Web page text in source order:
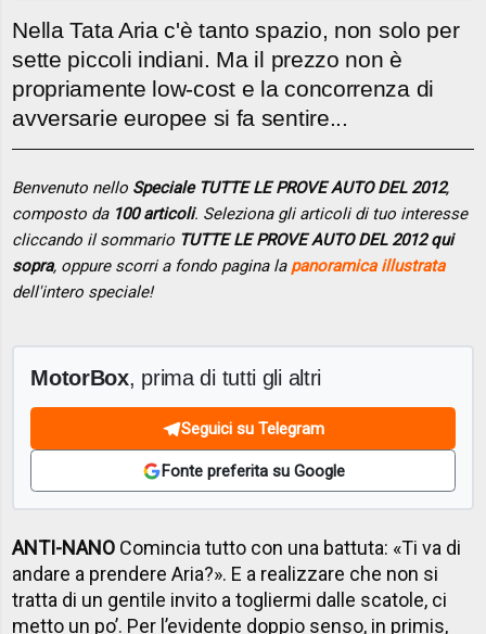
Nella Tata Aria c'è tanto spazio, non solo per
sette piccoli indiani. Ma il prezzo non è
propriamente low-cost e la concorrenza di
avversarie europee si fa sentire...
Benvenuto nello Speciale TUTTE LE PROVE AUTO DEL 2012,
composto da 100 articoli. Seleziona gli articoli di tuo interesse
cliccando il sommario TUTTE LE PROVE AUTO DEL 2012 qui
sopra, oppure scorri a fondo pagina la panoramica illustrata
dell'intero speciale!
MotorBox, prima di tutti gli altri
Seguici su Telegram
Fonte preferita su Google
ANTI-NANO Comincia tutto con una battuta: «Ti va di
andare a prendere Aria?». E a realizzare che non si
tratta di un gentile invito a togliermi dalle scatole, ci
metto un po’. Per l’evidente doppio senso, in primis,